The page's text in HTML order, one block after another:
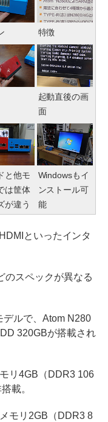
特徴
起動直後の画
面
と他モ
は筐体
が違う
Windowsもイ
ンストール可
能
といったインタ
スペックが異なる
ルで、Atom N280
320GBが搭載され
リ4GB（DDR3 106
載。
モリ2GB（DDR3 8